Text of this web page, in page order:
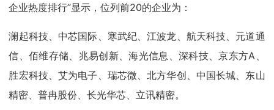
企业热度排行”显示，位列前20的企业为：
澜起科技、中芯国际、寒武纪、江波龙、航天科技、元道通
信、佰维存储、兆易创新、海光信息、深科技、京东方A、
胜宏科技、艾为电子、瑞芯微、北方华创、中国长城、东山
精密、普冉股份、长光华芯、立讯精密。